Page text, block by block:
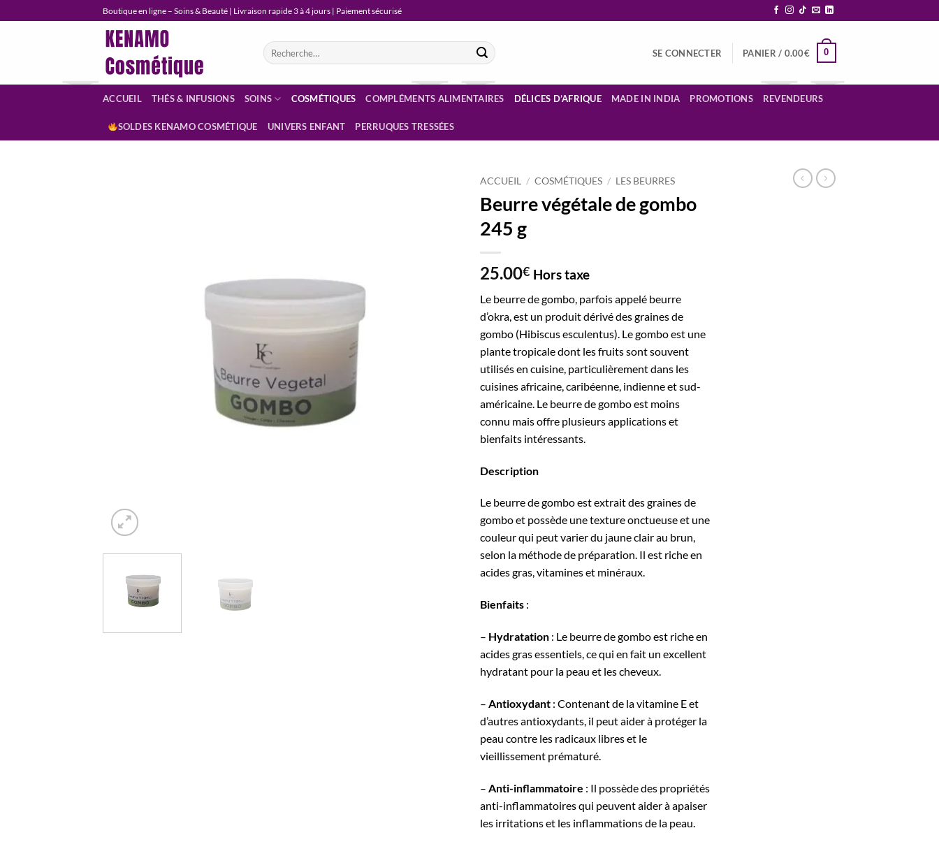
au
Boutique en ligne – Soins & Beauté | Livraison rapide 3 à 4 jours | Paiement sécurisé
Recherche
pour :
SE CONNECTER PANIER / 0.00€ 0
ACCUEIL THÉS & INFUSIONS SOINS COSMÉTIQUES COMPLÉMENTS ALIMENTAIRES DÉLICES D’AFRIQUE MADE IN INDIA PROMOTIONS REVENDEURS
SOLDES KENAMO COSMÉTIQUE UNIVERS ENFANT PERRUQUES TRESSÉES
ACCUEIL / COSMÉTIQUES / LES BEURRES
Beurre végétale de gombo
245 g
25.00€ Hors taxe
Le beurre de gombo, parfois appelé beurre
d’okra, est un produit dérivé des graines de
gombo (Hibiscus esculentus). Le gombo est une
plante tropicale dont les fruits sont souvent
utilisés en cuisine, particulièrement dans les
cuisines africaine, caribéenne, indienne et sud-
américaine. Le beurre de gombo est moins
connu mais offre plusieurs applications et
bienfaits intéressants.
Description
Le beurre de gombo est extrait des graines de
gombo et possède une texture onctueuse et une
couleur qui peut varier du jaune clair au brun,
selon la méthode de préparation. Il est riche en
acides gras, vitamines et minéraux.
Bienfaits :
– Hydratation : Le beurre de gombo est riche en
acides gras essentiels, ce qui en fait un excellent
hydratant pour la peau et les cheveux.
– Antioxydant : Contenant de la vitamine E et
d’autres antioxydants, il peut aider à protéger la
peau contre les radicaux libres et le
vieillissement prématuré.
– Anti-inflammatoire : Il possède des propriétés
anti-inflammatoires qui peuvent aider à apaiser
les irritations et les inflammations de la peau.